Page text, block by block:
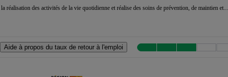
réalisation des activités de la vie quotidienne et réalise des soins de prévention, de maintien et...
Aide à propos du taux de retour à l'emploi